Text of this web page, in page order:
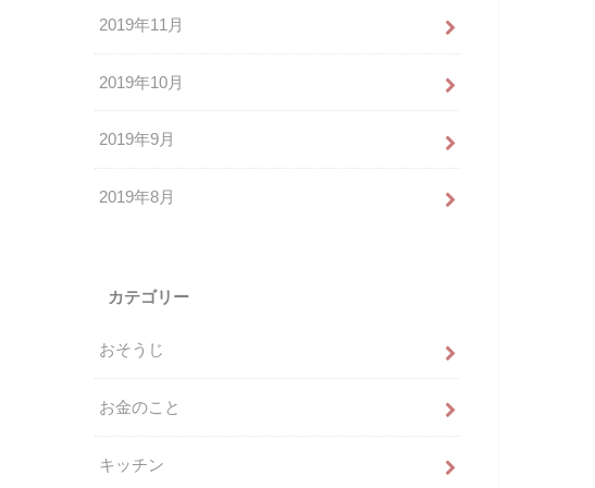
2019年11月
2019年10月
2019年9月
2019年8月
カテゴリー
おそうじ
お金のこと
キッチン